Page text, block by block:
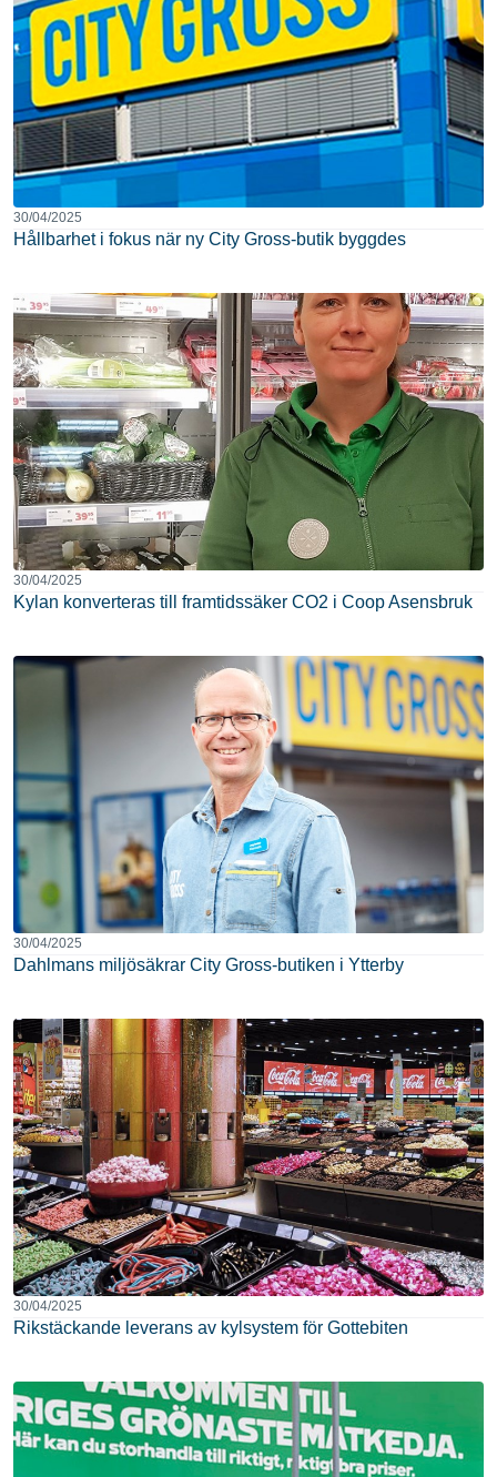
30/04/2025
Hållbarhet i fokus när ny City Gross-butik byggdes
30/04/2025
Kylan konverteras till framtidssäker CO2 i Coop Asensbruk
30/04/2025
Dahlmans miljösäkrar City Gross-butiken i Ytterby
30/04/2025
Rikstäckande leverans av kylsystem för Gottebiten